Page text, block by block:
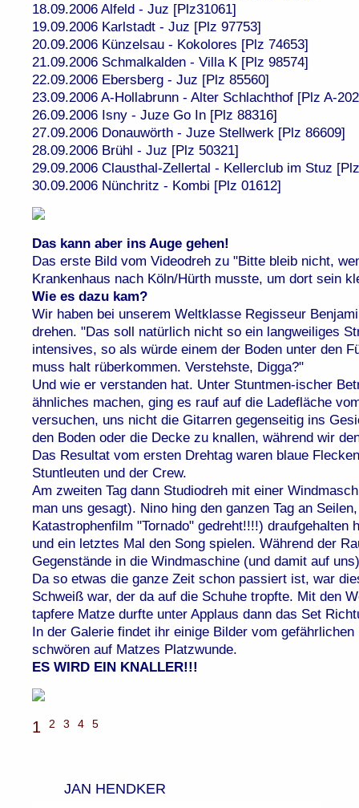
18.09.2006 Alfeld - Juz [Plz31061]
19.09.2006 Karlstadt - Juz [Plz 97753]
20.09.2006 Künzelsau - Kokolores [Plz 74653]
21.09.2006 Schmalkalden - Villa K [Plz 98574]
22.09.2006 Ebersberg - Juz [Plz 85560]
23.09.2006 A-Hollabrunn - Alter Schlachthof [Plz A-
26.09.2006 Isny - Juze Go In [Plz 88316]
27.09.2006 Donauwörth - Juze Stellwerk [Plz 86609]
28.09.2006 Brühl - Juz [Plz 50321]
29.09.2006 Clausthal-Zellertal - Kellerclub im Stuz
30.09.2006 Nünchritz - Kombi [Plz 01612]
Das kann aber ins Auge gehen!
Das erste Bild vom Videodreh zu "Bitte bleib nicht,
Krankenhaus nach Köln/Hürth musste, um dort sein
Wie es dazu kam?
Wir haben bei unserem Weltklasse Regisseur
drehen. "Das soll natürlich nicht so ein langweiliges
intensives, so als würde einem der Boden unter den
muss halt rüberkommen. Verstehste, Digga?"
Und wie er verstanden hat. Unter Stuntmen-ischer
ähnliches machen, ging es rauf auf die Ladefläche
versuchen, uns nicht die Gitarren gegenseitig ins
den Boden oder die Decke zu knallen, während wir
Das Resultat vom ersten Drehtag waren blaue
Stuntleuten und der Crew.
Am zweiten Tag dann Studiodreh mit einer
man uns gesagt). Nino hing den ganzen Tag an
Katastrophenfilm "Tornado" gedreht!!!!)
und ein letztes Mal den Song spielen. Während der
Gegenstände in die Windmaschine (und damit auf
Da so etwas die ganze Zeit schon passiert ist, war
Schweiß war, der da auf die Schuhe tropfte. Mit den
tapfere Matze durfte unter Applaus dann das Set
In der Galerie findet ihr einige Bilder vom
schwören auf Matzes Platzwunde.
ES WIRD EIN KNALLER!!!
1 2 3 4 5
JAN HENDKER